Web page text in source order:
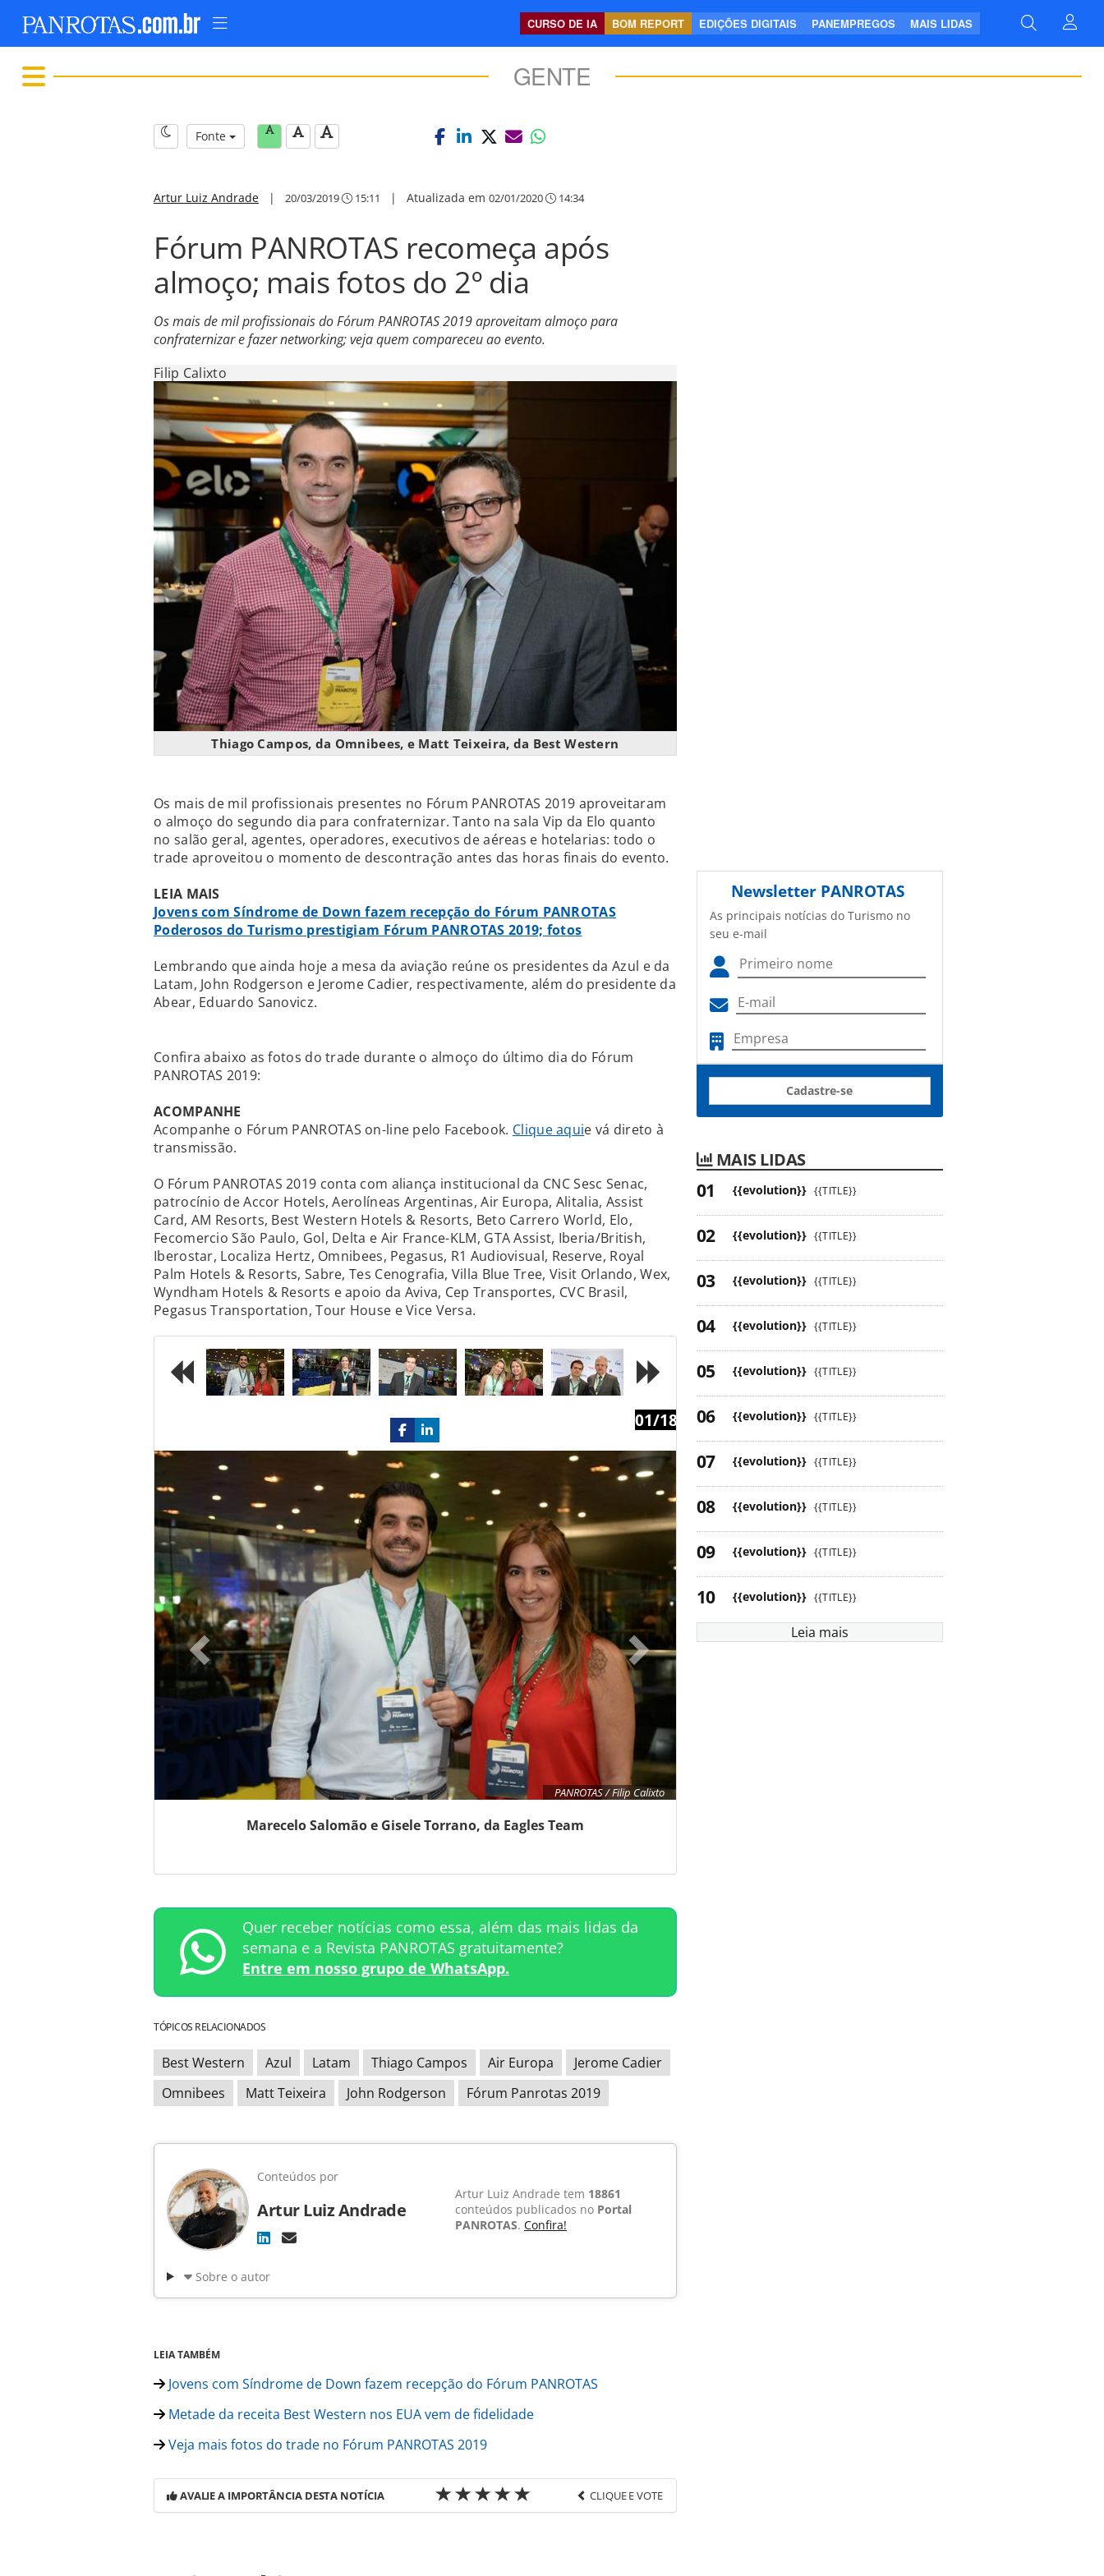
CURSO DE IA BOM REPORT EDIÇÕES DIGITAIS PANEMPREGOS MAIS LIDAS
GENTE
Fonte
Artur Luiz Andrade | 20/03/2019 15:11 | Atualizada em 02/01/2020 14:34
Fórum PANROTAS recomeça após
almoço; mais fotos do 2º dia
Os mais de mil profissionais do Fórum PANROTAS 2019 aproveitam almoço para
confraternizar e fazer networking; veja quem compareceu ao evento.
Filip Calixto
Thiago Campos, da Omnibees, e Matt Teixeira, da Best Western
Os mais de mil profissionais presentes no Fórum PANROTAS 2019 aproveitaram
o almoço do segundo dia para confraternizar. Tanto na sala Vip da Elo quanto
no salão geral, agentes, operadores, executivos de aéreas e hotelarias: todo o
trade aproveitou o momento de descontração antes das horas finais do evento.
LEIA MAIS
Jovens com Síndrome de Down fazem recepção do Fórum PANROTAS
Poderosos do Turismo prestigiam Fórum PANROTAS 2019; fotos
Lembrando que ainda hoje a mesa da aviação reúne os presidentes da Azul e da
Latam, John Rodgerson e Jerome Cadier, respectivamente, além do presidente da
Abear, Eduardo Sanovicz.
Confira abaixo as fotos do trade durante o almoço do último dia do Fórum
PANROTAS 2019:
ACOMPANHE
Acompanhe o Fórum PANROTAS on-line pelo Facebook. Clique aquie vá direto à
transmissão.
O Fórum PANROTAS 2019 conta com aliança institucional da CNC Sesc Senac,
patrocínio de Accor Hotels, Aerolíneas Argentinas, Air Europa, Alitalia, Assist
Card, AM Resorts, Best Western Hotels & Resorts, Beto Carrero World, Elo,
Fecomercio São Paulo, Gol, Delta e Air France-KLM, GTA Assist, Iberia/British,
Iberostar, Localiza Hertz, Omnibees, Pegasus, R1 Audiovisual, Reserve, Royal
Palm Hotels & Resorts, Sabre, Tes Cenografia, Villa Blue Tree, Visit Orlando, Wex,
Wyndham Hotels & Resorts e apoio da Aviva, Cep Transportes, CVC Brasil,
Pegasus Transportation, Tour House e Vice Versa.
PANROTAS / Filip Calixto
01/18
Marecelo Salomão e Gisele Torrano, da Eagles Team
Next
Quer receber notícias como essa, além das mais lidas da
semana e a Revista PANROTAS gratuitamente?
Entre em nosso grupo de WhatsApp.
TÓPICOS RELACIONADOS
Best Western Azul Latam Thiago Campos Air Europa
Jerome Cadier
Omnibees
Matt Teixeira John Rodgerson Fórum Panrotas 2019
Conteúdos por
Artur Luiz Andrade
Artur Luiz Andrade tem 18861
conteúdos publicados no Portal
PANROTAS. Confira!
Sobre o autor
LEIA TAMBÉM
Jovens com Síndrome de Down fazem recepção do Fórum PANROTAS
Metade da receita Best Western nos EUA vem de fidelidade
Veja mais fotos do trade no Fórum PANROTAS 2019
AVALIE A IMPORTÂNCIA DESTA NOTÍCIA CLIQUE E VOTE
Newsletter PANROTAS
As principais notícias do Turismo no
seu e-mail
Cadastre-se
MAIS LIDAS
{{evolution}} {{TITLE}}
{{evolution}} {{TITLE}}
{{evolution}} {{TITLE}}
{{evolution}} {{TITLE}}
{{evolution}} {{TITLE}}
{{evolution}} {{TITLE}}
{{evolution}} {{TITLE}}
{{evolution}} {{TITLE}}
{{evolution}} {{TITLE}}
{{evolution}} {{TITLE}}
Leia mais